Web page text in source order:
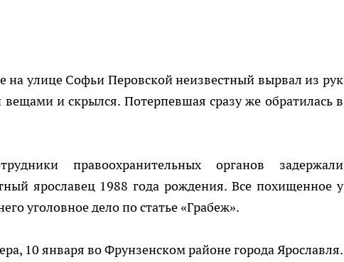
на улице Софьи Перовской неизвестный вырвал из рук
и скрылся. Потерпевшая сразу же обратилась в
правоохранительных органов задержали
ярославец 1988 года рождения. Все похищенное у
уголовное дело по статье «Грабеж».
10 января во Фрунзенском районе города Ярославля.